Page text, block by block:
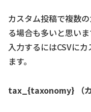
カスタム投稿で複数
る場合も多いと思い
入力するにはCSVに
ます。
tax_{taxonomy} （カ